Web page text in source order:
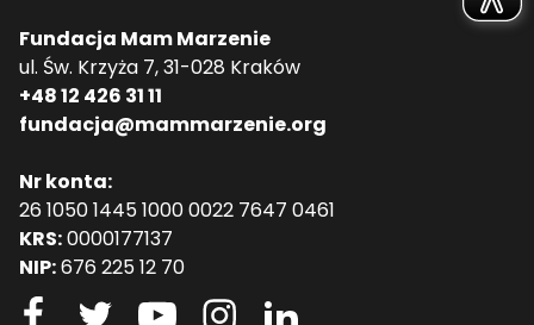
Fundacja Mam Marzenie
ul. Św. Krzyża 7, 31-028 Kraków
+48 12 426 31 11
fundacja@mammarzenie.org
Nr konta:
26 1050 1445 1000 0022 7647 0461
KRS:0000177137
NIP:676 225 12 70